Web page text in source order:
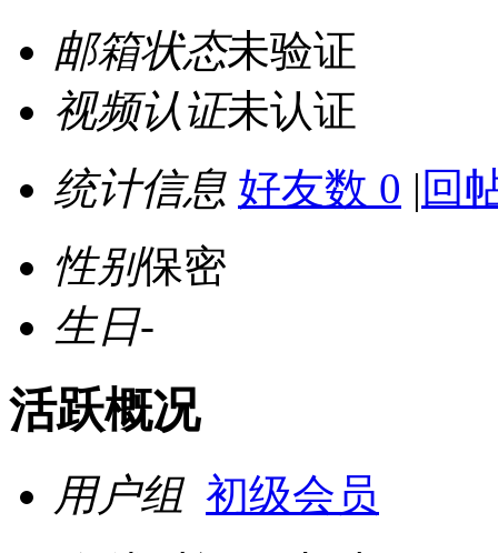
邮箱状态未验证
视频认证未认证
统计信息 好友数 0 | 回
性别保密
生日-
活跃概况
用户组 初级会员